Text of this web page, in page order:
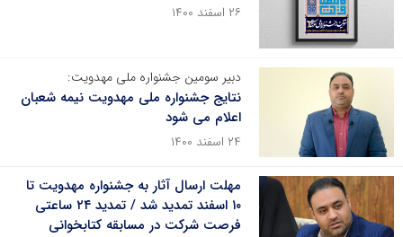
۲۶ اسفند ۱۴۰۰
دبیر سومین جشنواره ملی مهدویت:
نتایج جشنواره ملی مهدویت نیمه شعبان
اعلام می شود
۲۴ اسفند ۱۴۰۰
مهلت ارسال آثار به جشنواره مهدویت تا
۱۰ اسفند تمدید شد / تمدید ۲۴ ساعتی
فرصت شرکت در مسابقه کتابخوانی